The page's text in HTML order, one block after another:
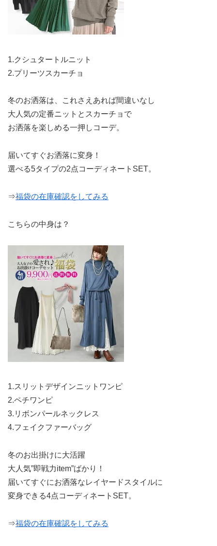
1.クシュタートルニット
2.プリーツスカーチョ
冬のお洒落は、これさえあれば間違いなし
大人気の定番ニットとスカーチョで
お洒落を楽しめる一押しコーデ。
届いてすぐお洒落に変身！
選べる5タイプの2点コーディネートSET。
⇒福袋の在庫確認をしてみる
こちらの中身は？
1.スリットデザインニットワンピ
2.ペチワンピ
3.リボンパールネックレス
4.フェイクファーバッグ
冬のお出掛けに大活躍
大人気”即戦力item”ばかり！
届いてすぐにお洒落なレイヤードスタイルに
変身できる4点コーディネートSET。
⇒福袋の在庫確認をしてみる